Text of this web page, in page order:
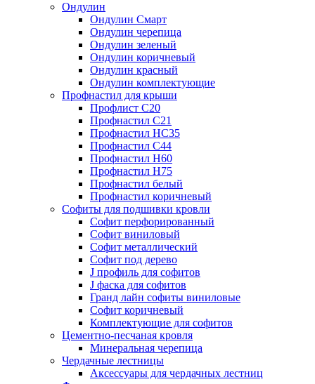
Ондулин
Ондулин Смарт
Ондулин черепица
Ондулин зеленый
Ондулин коричневый
Ондулин красный
Ондулин комплектующие
Профнастил для крыши
Профлист С20
Профнастил С21
Профнастил НС35
Профнастил С44
Профнастил Н60
Профнастил Н75
Профнастил белый
Профнастил коричневый
Софиты для подшивки кровли
Cофит перфорированный
Софит виниловый
Софит металлический
Софит под дерево
J профиль для софитов
J фаска для софитов
Гранд лайн софиты виниловые
Софит коричневый
Комплектующие для софитов
Цементно-песчаная кровля
Минеральная черепица
Чердачные лестницы
Аксессуары для чердачных лестниц